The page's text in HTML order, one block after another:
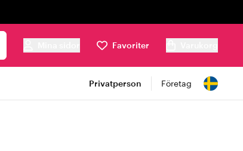
Favoriter
Privatperson Företag